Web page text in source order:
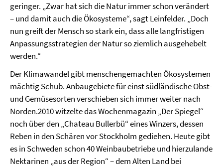
geringer. „Zwar hat sich die Natur immer schon verändert
– und damit auch die Ökosysteme“, sagt Leinfelder. „Doch
nun greift der Mensch so stark ein, dass alle langfristigen
Anpassungsstrategien der Natur so ziemlich ausgehebelt
werden.“
Der Klimawandel gibt menschengemachten Ökosystemen
mächtig Schub. Anbaugebiete für einst südländische Obst-
und Gemüsesorten verschieben sich immer weiter nach
Norden.2010 witzelte das Wochenmagazin „Der Spiegel“
noch über den „Chateau Bullerbü“ eines Winzers, dessen
Reben in den Schären vor Stockholm gediehen. Heute gibt
es in Schweden schon 40 Weinbaubetriebe und hierzulande
Nektarinen „aus der Region“ – dem Alten Land bei